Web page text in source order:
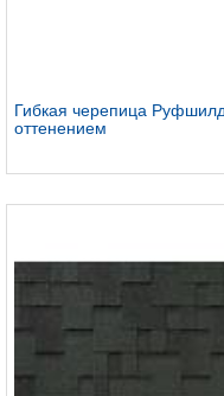
Гибкая черепица
оттенением